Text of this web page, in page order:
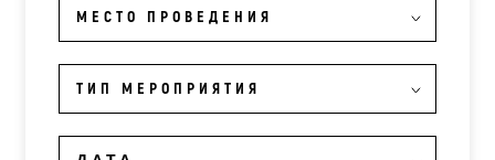
МЕСТО ПРОВЕДЕНИЯ
ТИП МЕРОПРИЯТИЯ